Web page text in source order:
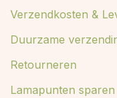
Verzendkosten &
Duurzame
Retourneren
Lamapunten sparen